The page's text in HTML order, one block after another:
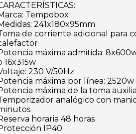
Tempobox
241x180x95mm
de corriente adicional para
máxima admitida:
16x315w
230 V/50Hz
máxima por línea: 2520w
máxima de la toma
analógico con
horaria 48 horas
IP40